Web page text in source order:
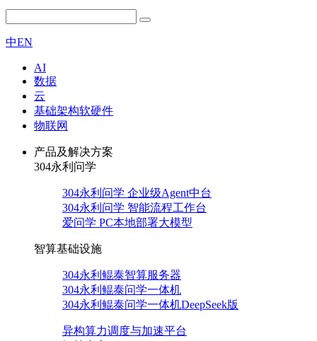
中EN
AI
数据
云
基础架构软硬件
物联网
产品及解决方案
304永利问学
304永利问学 企业级Agent中台
304永利问学 智能流程工作台
爱问学 PC本地部署大模型
智算基础设施
304永利鲲泰智算服务器
304永利鲲泰问学一体机
304永利鲲泰问学一体机DeepSeek版
异构算力调度与加速平台